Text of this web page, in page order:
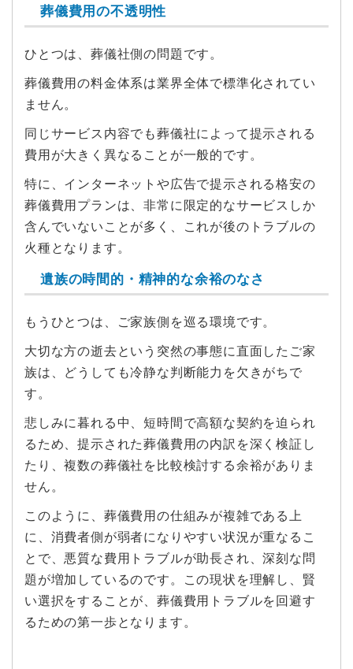
葬儀費用の不透明性
ひとつは、葬儀社側の問題です。
葬儀費用の料金体系は業界全体で標準化されてい
ません。
同じサービス内容でも葬儀社によって提示される
費用が大きく異なることが一般的です。
特に、インターネットや広告で提示される格安の
葬儀費用プランは、非常に限定的なサービスしか
含んでいないことが多く、これが後のトラブルの
火種となります。
遺族の時間的・精神的な余裕のなさ
もうひとつは、ご家族側を巡る環境です。
大切な方の逝去という突然の事態に直面したご家
族は、どうしても冷静な判断能力を欠きがちで
す。
悲しみに暮れる中、短時間で高額な契約を迫られ
るため、提示された葬儀費用の内訳を深く検証し
たり、複数の葬儀社を比較検討する余裕がありま
せん。
このように、葬儀費用の仕組みが複雑である上
に、消費者側が弱者になりやすい状況が重なるこ
とで、悪質な費用トラブルが助長され、深刻な問
題が増加しているのです。この現状を理解し、賢
い選択をすることが、葬儀費用トラブルを回避す
るための第一歩となります。